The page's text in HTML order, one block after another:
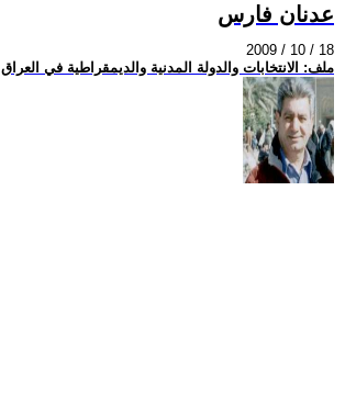
عدنان فارس
2009 / 10 / 18
ملف: الانتخابات والدولة المدنية والديمقراطية في العراق